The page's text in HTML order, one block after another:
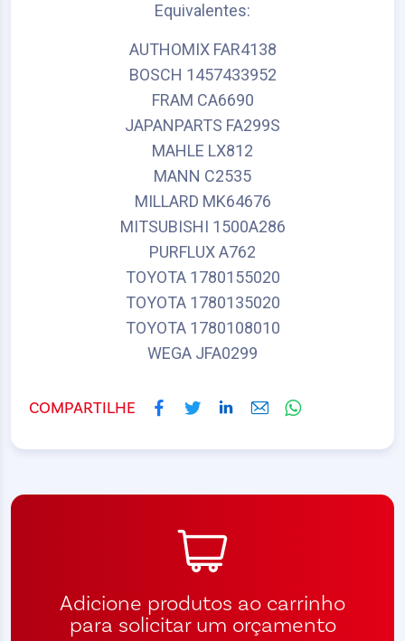
Equivalentes:
AUTHOMIX FAR4138
BOSCH 1457433952
FRAM CA6690
JAPANPARTS FA299S
MAHLE LX812
MANN C2535
MILLARD MK64676
MITSUBISHI 1500A286
PURFLUX A762
TOYOTA 1780155020
TOYOTA 1780135020
TOYOTA 1780108010
WEGA JFA0299
COMPARTILHE
Adicione produtos ao carrinho
para solicitar um orçamento